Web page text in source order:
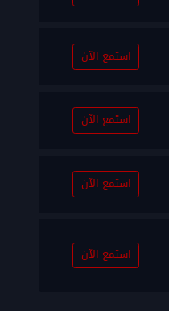
استمع الآن
استمع الآن
استمع الآن
استمع الآن